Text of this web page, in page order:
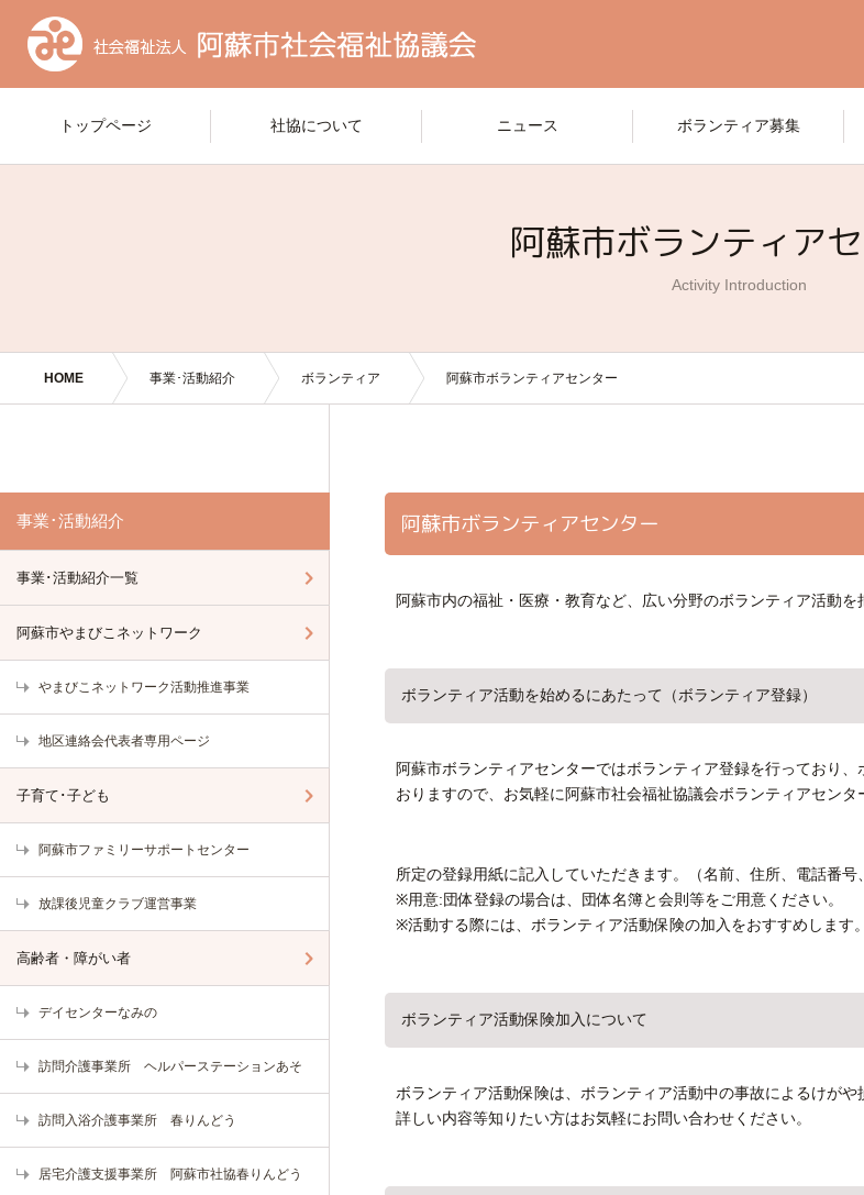
トップページ 社協について ニュース ボランティア募集
阿蘇市ボランティア
Activity Introduction
HOME 事業･活動紹介 ボランティア 阿蘇市ボランティアセンター
事業･活動紹介
事業･活動紹介一覧
阿蘇市やまびこネットワーク
やまびこネットワーク活動推進事業
地区連絡会代表者専用ページ
子育て･子ども
阿蘇市ファミリーサポートセンター
放課後児童クラブ運営事業
高齢者・障がい者
デイセンターなみの
訪問介護事業所 ヘルパーステーションあそ
訪問入浴介護事業所 春りんどう
居宅介護支援事業所 阿蘇市社協春りんどう
阿蘇市ボランティアセンター
阿蘇市内の福祉・医療・教育など、広い分野のボランティア活動を
ボランティア活動を始めるにあたって（ボランティア登録）
阿蘇市ボランティアセンターではボランティア登録を行っており
おりますので、お気軽に阿蘇市社会福祉協議会ボランティアセンタ
所定の登録用紙に記入していただきます。（名前、住所、電話番
※用意:団体登録の場合は、団体名簿と会則等をご用意ください。
※活動する際には、ボランティア活動保険の加入をおすすめします。
ボランティア活動保険加入について
ボランティア活動保険は、ボランティア活動中の事故によるけが
詳しい内容等知りたい方はお気軽にお問い合わせください。